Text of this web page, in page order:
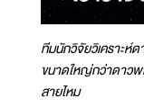
ทีมนักวิจัยวิเคราะห์
ขนาดใหญ่กว่าดาว
สายไหม